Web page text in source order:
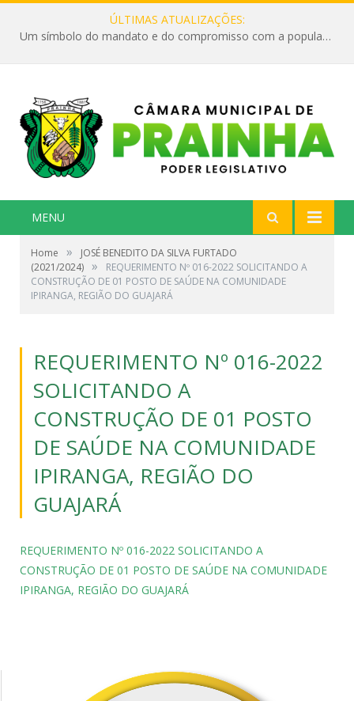
ÚLTIMAS ATUALIZAÇÕES:
Um símbolo do mandato e do compromisso com a população
MENU
Home »
JOSÉ BENEDITO DA SILVA FURTADO
(2021/2024) »
REQUERIMENTO Nº 016-2022 SOLICITANDO A
CONSTRUÇÃO DE 01 POSTO DE SAÚDE NA COMUNIDADE
IPIRANGA, REGIÃO DO GUAJARÁ
REQUERIMENTO Nº 016-2022
SOLICITANDO A
CONSTRUÇÃO DE 01 POSTO
DE SAÚDE NA COMUNIDADE
IPIRANGA, REGIÃO DO
GUAJARÁ
REQUERIMENTO Nº 016-2022 SOLICITANDO A
CONSTRUÇÃO DE 01 POSTO DE SAÚDE NA COMUNIDADE
IPIRANGA, REGIÃO DO GUAJARÁ